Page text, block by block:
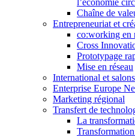
l’économie
Chaîne de
Entrepreneuriat et
co:working en
Cross
Prototypage
Mise en réseau
International et salons
Enterprise Europe
Marketing régional
Transfert de
La